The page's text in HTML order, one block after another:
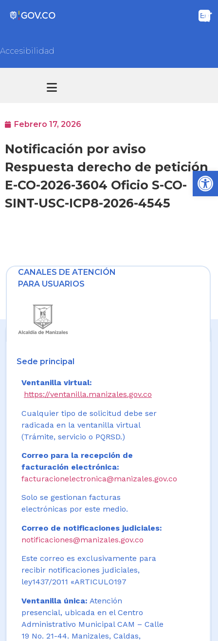
Accesibilidad
Febrero 17, 2026
Notificación por aviso
Respuesta derecho de petición
E-CO-2026-3604 Oficio S-CO-
SINT-USC-ICP8-2026-4545
CANALES DE ATENCIÓN
PARA USUARIOS
Sede principal
Ventanilla virtual:
https://ventanilla.manizales.gov.co
Cualquier tipo de solicitud debe ser
radicada en la ventanilla virtual
(Trámite, servicio o PQRSD.)
Correo para la recepción de
facturación electrónica:
facturacionelectronica@manizales.gov.co
Solo se gestionan facturas
electrónicas por este medio.
Correo de notificaciones judiciales:
notificaciones@manizales.gov.co
Este correo es exclusivamente para
recibir notificaciones judiciales,
ley1437/2011 «ARTICULO197
Ventanilla única: Atención
presencial, ubicada en el Centro
Administrativo Municipal CAM – Calle
19 No. 21-44. Manizales, Caldas,